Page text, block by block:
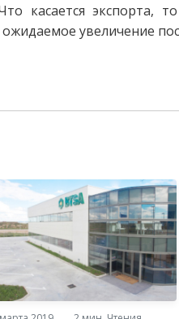
касается экспорта,
увеличение